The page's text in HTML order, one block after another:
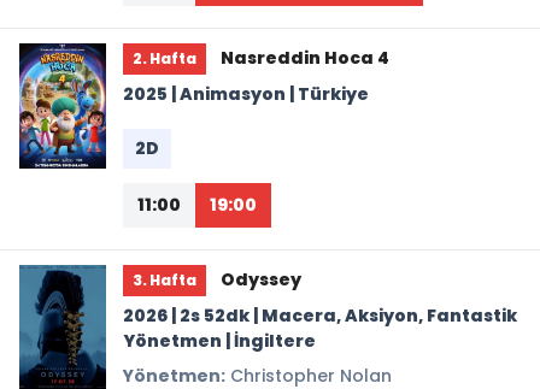
2. Hafta
Nasreddin Hoca 4
2025 | Animasyon | Türkiye
2D
11:00 19:00
3. Hafta
Odyssey
2026 | 2s 52dk | Macera, Aksiyon, Fantastik
Yönetmen | İngiltere
Yönetmen: Christopher Nolan